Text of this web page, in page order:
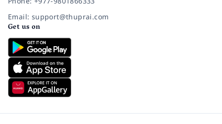
Email: support@thuprai.com
Get us on